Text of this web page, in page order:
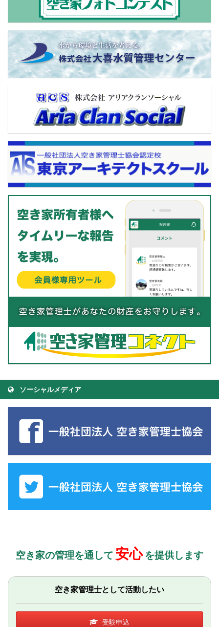
ソーシャルメディア
空き家の管理を通して 安心 を提供します
空き家管理士として活動したい
受験申込